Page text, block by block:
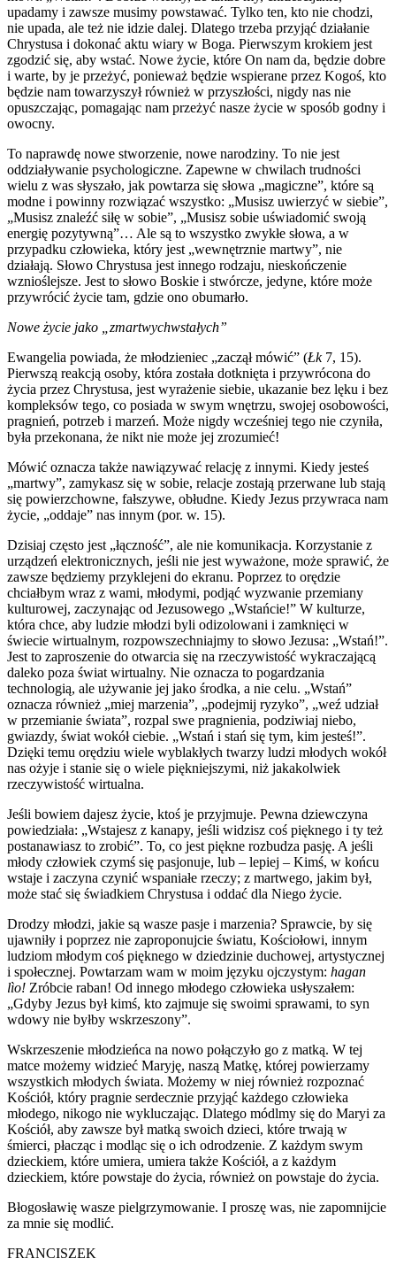
upadamy i zawsze musimy powstawać. Tylko ten, kto nie chodzi,
nie upada, ale też nie idzie dalej. Dlatego trzeba przyjąć działanie
Chrystusa i dokonać aktu wiary w Boga. Pierwszym krokiem jest
zgodzić się, aby wstać. Nowe życie, które On nam da, będzie dobre
i warte, by je przeżyć, ponieważ będzie wspierane przez Kogoś, kto
będzie nam towarzyszył również w przyszłości, nigdy nas nie
opuszczając, pomagając nam przeżyć nasze życie w sposób godny i
owocny.
To naprawdę nowe stworzenie, nowe narodziny. To nie jest
oddziaływanie psychologiczne. Zapewne w chwilach trudności
wielu z was słyszało, jak powtarza się słowa „magiczne”, które są
modne i powinny rozwiązać wszystko: „Musisz uwierzyć w siebie”,
„Musisz znaleźć siłę w sobie”, „Musisz sobie uświadomić swoją
energię pozytywną”… Ale są to wszystko zwykłe słowa, a w
przypadku człowieka, który jest „wewnętrznie martwy”, nie
działają. Słowo Chrystusa jest innego rodzaju, nieskończenie
wznioślejsze. Jest to słowo Boskie i stwórcze, jedyne, które może
przywrócić życie tam, gdzie ono obumarło.
Nowe życie jako „zmartwychwstałych”
Ewangelia powiada, że młodzieniec „zaczął mówić” (Łk7, 15).
Pierwszą reakcją osoby, która została dotknięta i przywrócona do
życia przez Chrystusa, jest wyrażenie siebie, ukazanie bez lęku i bez
kompleksów tego, co posiada w swym wnętrzu, swojej osobowości,
pragnień, potrzeb i marzeń. Może nigdy wcześniej tego nie czyniła,
była przekonana, że ​​nikt nie może jej zrozumieć!
Mówić oznacza także nawiązywać relację z innymi. Kiedy jesteś
„martwy”, zamykasz się w sobie, relacje zostają przerwane lub stają
się powierzchowne, fałszywe, obłudne. Kiedy Jezus przywraca nam
życie, „oddaje” nas innym (por. w. 15).
Dzisiaj często jest „łączność”, ale nie komunikacja. Korzystanie z
urządzeń elektronicznych, jeśli nie jest wyważone, może sprawić, że
zawsze będziemy przyklejeni do ekranu. Poprzez to orędzie
chciałbym wraz z wami, młodymi, podjąć wyzwanie przemiany
kulturowej, zaczynając od Jezusowego „Wstańcie!” W kulturze,
która chce, aby ludzie młodzi byli odizolowani i zamknięci w
świecie wirtualnym, rozpowszechniajmy to słowo Jezusa: „Wstań!”.
Jest to zaproszenie do otwarcia się na rzeczywistość wykraczającą
daleko poza świat wirtualny. Nie oznacza to pogardzania
technologią, ale używanie jej jako środka, a nie celu. „Wstań”
oznacza również „miej marzenia”, „podejmij ryzyko”, „weź udział
w przemianie świata”, rozpal swe pragnienia, podziwiaj niebo,
gwiazdy, świat wokół ciebie. „Wstań i stań się tym, kim jesteś!”.
Dzięki temu orędziu wiele wyblakłych twarzy ludzi młodych wokół
nas ożyje i stanie się o wiele piękniejszymi, niż jakakolwiek
rzeczywistość wirtualna.
Jeśli bowiem dajesz życie, ktoś je przyjmuje. Pewna dziewczyna
powiedziała: „Wstajesz z kanapy, jeśli widzisz coś pięknego i ty też
postanawiasz to zrobić”. To, co jest piękne rozbudza pasję. A jeśli
młody człowiek czymś się pasjonuje, lub – lepiej – Kimś, w końcu
wstaje i zaczyna czynić wspaniałe rzeczy; z martwego, jakim był,
może stać się świadkiem Chrystusa i oddać dla Niego życie.
Drodzy młodzi, jakie są wasze pasje i marzenia? Sprawcie, by się
ujawniły i poprzez nie zaproponujcie światu, Kościołowi, innym
ludziom młodym coś pięknego w dziedzinie duchowej, artystycznej
i społecznej. Powtarzam wam w moim języku ojczystym: hagan
lìo! Zróbcie raban! Od innego młodego człowieka usłyszałem:
„Gdyby Jezus był kimś, kto zajmuje się swoimi sprawami, to syn
wdowy nie byłby wskrzeszony”.
Wskrzeszenie młodzieńca na nowo połączyło go z matką. W tej
matce możemy widzieć Maryję, naszą Matkę, której powierzamy
wszystkich młodych świata. Możemy w niej również rozpoznać
Kościół, który pragnie serdecznie przyjąć każdego człowieka
młodego, nikogo nie wykluczając. Dlatego módlmy się do Maryi za
Kościół, aby zawsze był matką swoich dzieci, które trwają w
śmierci, płacząc i modląc się o ich odrodzenie. Z każdym swym
dzieckiem, które umiera, umiera także Kościół, a z każdym
dzieckiem, które powstaje do życia, również on powstaje do życia.
Błogosławię wasze pielgrzymowanie. I proszę was, nie zapomnijcie
za mnie się modlić.
FRANCISZEK